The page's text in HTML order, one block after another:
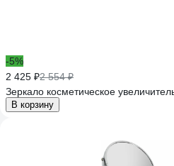
-5%
2 425 ₽2 554 ₽
Зеркало косметическое
В корзину